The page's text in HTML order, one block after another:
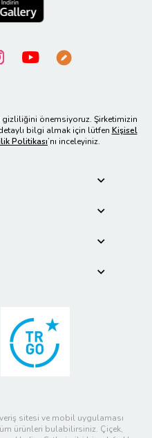
önemsiyoruz. Şirketimizin
bilgi almak için lütfen Kişisel
Politikası’nı inceleyiniz.
sitesi ve mobil uygulaması
ürünleri bulabilirsiniz. Çiçek,